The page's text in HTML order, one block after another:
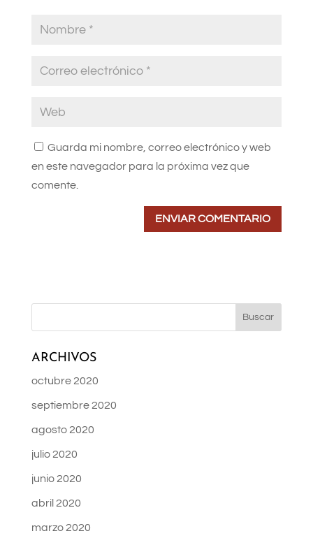
Guarda mi nombre, correo electrónico y web
en este navegador para la próxima vez que
comente.
ARCHIVOS
octubre 2020
septiembre 2020
agosto 2020
julio 2020
junio 2020
abril 2020
marzo 2020